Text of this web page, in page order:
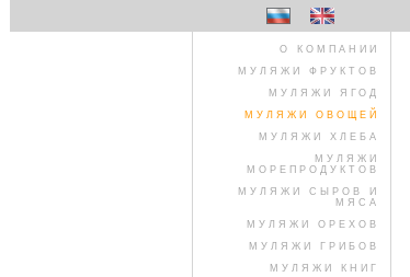
О КОМПАНИИ
МУЛЯЖИ ФРУКТОВ
МУЛЯЖИ ЯГОД
МУЛЯЖИ ОВОЩЕЙ
МУЛЯЖИ ХЛЕБА
МУЛЯЖИ
МОРЕПРОДУКТОВ
МУЛЯЖИ СЫРОВ И
МЯСА
МУЛЯЖИ ОРЕХОВ
МУЛЯЖИ ГРИБОВ
МУЛЯЖИ КНИГ